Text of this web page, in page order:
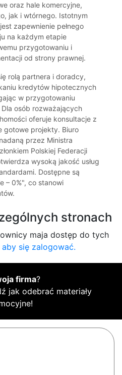
oraz hale komercyjne,
jak i wtórnego. Istotnym
zapewnienie pełnego
na każdym etapie
przygotowaniu i
od strony prawnej.
rolą partnera i doradcy,
kredytów hipotecznych
w przygotowaniu
osób rozważających
oferuje konsultacje z
gotowe projekty. Biuro
przez Ministra
Polskiej Federacji
wysoką jakość usług
Dostępne są
– 0%", co stanowi
stronach
maja dostęp do tych
aby się zalogować.
firma?
jak odebrać materiały